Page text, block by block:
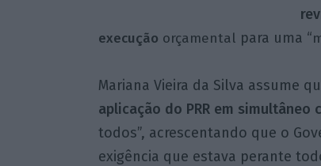
execução orçamental para uma “
Mariana Vieira da Silva assume
aplicação do PRR em
todos”, acrescentando que o
exigência que estava perante